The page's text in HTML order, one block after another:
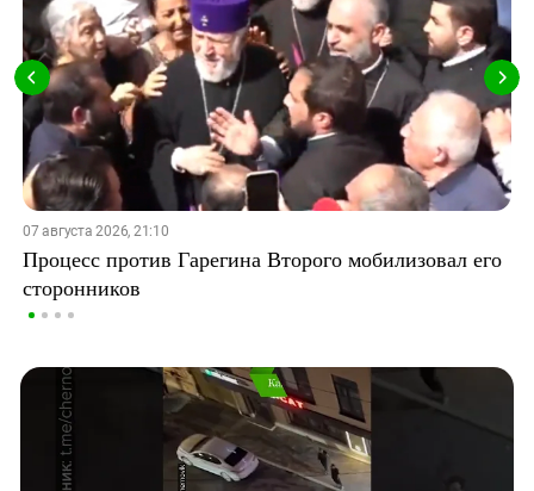
07 августа 2026, 21:10
Процесс против Гарегина Второго мобилизовал его
сторонников